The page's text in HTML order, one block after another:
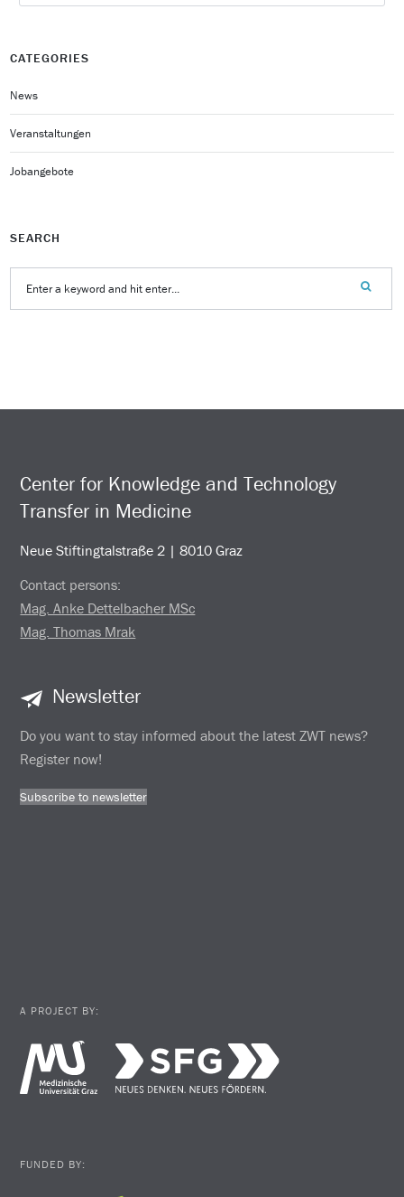
CATEGORIES
News
Veranstaltungen
Jobangebote
SEARCH
Center for Knowledge and Technology
Transfer in Medicine
Neue Stiftingtalstraße 2 | 8010 Graz
Contact persons:
Mag. Anke Dettelbacher MSc
Mag. Thomas Mrak
Newsletter
Do you want to stay informed about the latest ZWT news?
Register now!
Subscribe to newsletter
A PROJECT BY:
FUNDED BY: